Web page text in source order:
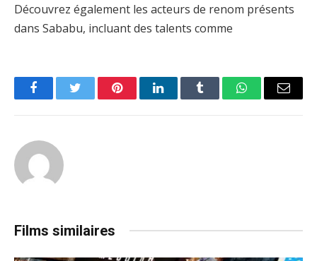
Découvrez également les acteurs de renom présents
dans Sababu, incluant des talents comme
FacebookTwitter PinterestLinkedInTumblr WhatsAppEmail
Films similaires